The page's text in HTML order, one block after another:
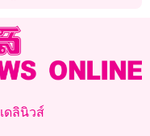
ดลินิวส์